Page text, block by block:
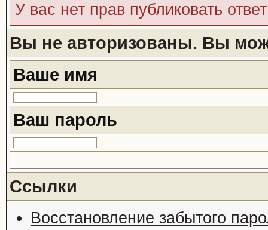
У вас нет прав публиковать
Вы не авторизованы. Вы
Ваше имя
Ваш пароль
Ссылки
Восстановление забытого